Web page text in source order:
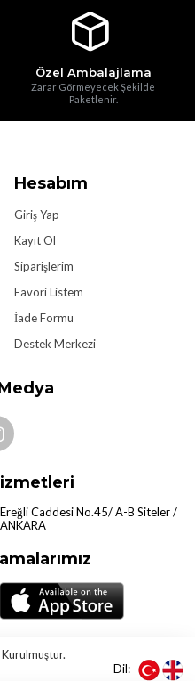
Özel Ambalajlama
Zarar Görmeyecek Şekilde
Paketlenir.
Hesabım
Giriş Yap
Kayıt Ol
Siparişlerim
Favori Listem
İade Formu
Destek Merkezi
Caddesi No.45/ A-B Siteler /
Kurulmuştur.
Dil: